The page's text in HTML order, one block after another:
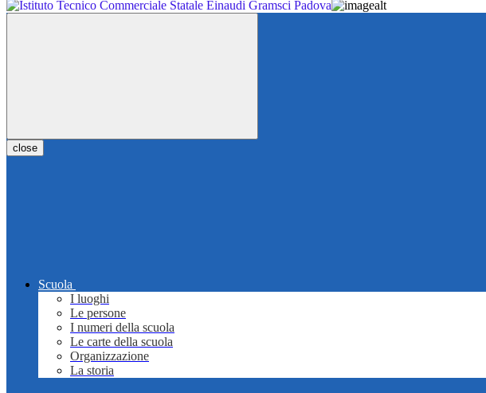
close
Scuola
I luoghi
Le persone
I numeri della scuola
Le carte della scuola
Organizzazione
La storia